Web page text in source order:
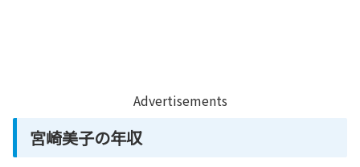
Advertisements
宮崎美子の年収